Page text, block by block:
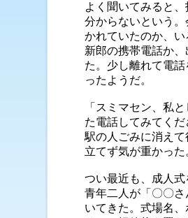
よく聞いてみると
分からないという
かれていたのか、
新郎の携帯電話か
た。少し離れて電
ったようだ。
「スミマセン、私
た電話してみてく
駅の人ごみに消え
立てず気が重かった
つい最近も、成人
青年二人が「〇〇
いてきた。式場名